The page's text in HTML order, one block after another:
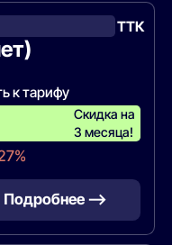
ТТК
к тарифу
Скидка на
3 месяца!
Подробнее —>